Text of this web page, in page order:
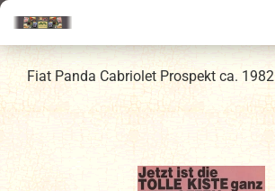
Fiat Panda Cabriolet Prospekt ca. 1982